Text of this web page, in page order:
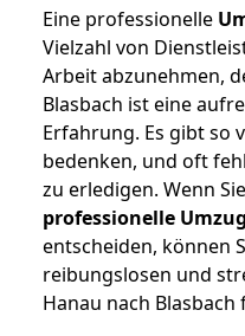
Eine professionelle
Vielzahl von
Arbeit abzunehmen,
Blasbach ist eine
Erfahrung. Es gibt so
bedenken, und oft
zu erledigen. Wenn
professionelle
entscheiden, können
reibungslosen und
Hanau nach Blasbach